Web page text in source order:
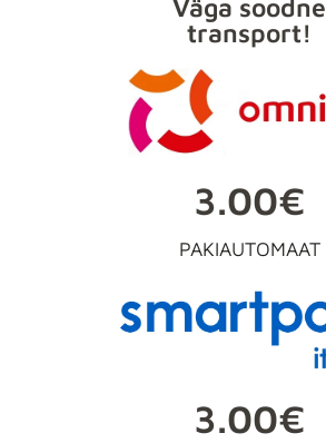
Väga soodne
transport!
3.00€
PAKIAUTOMAAT
3.00€